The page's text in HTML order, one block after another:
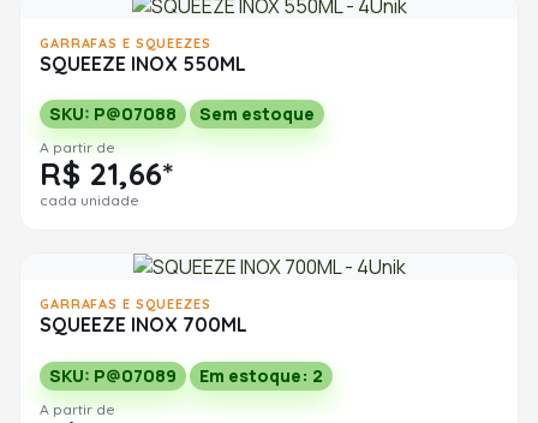
GARRAFAS E SQUEEZES
SQUEEZE INOX 550ML
SKU: P@07088 Sem estoque
A partir de
R$ 21,66*
cada unidade
GARRAFAS E SQUEEZES
SQUEEZE INOX 700ML
SKU: P@07089 Em estoque: 2
A partir de